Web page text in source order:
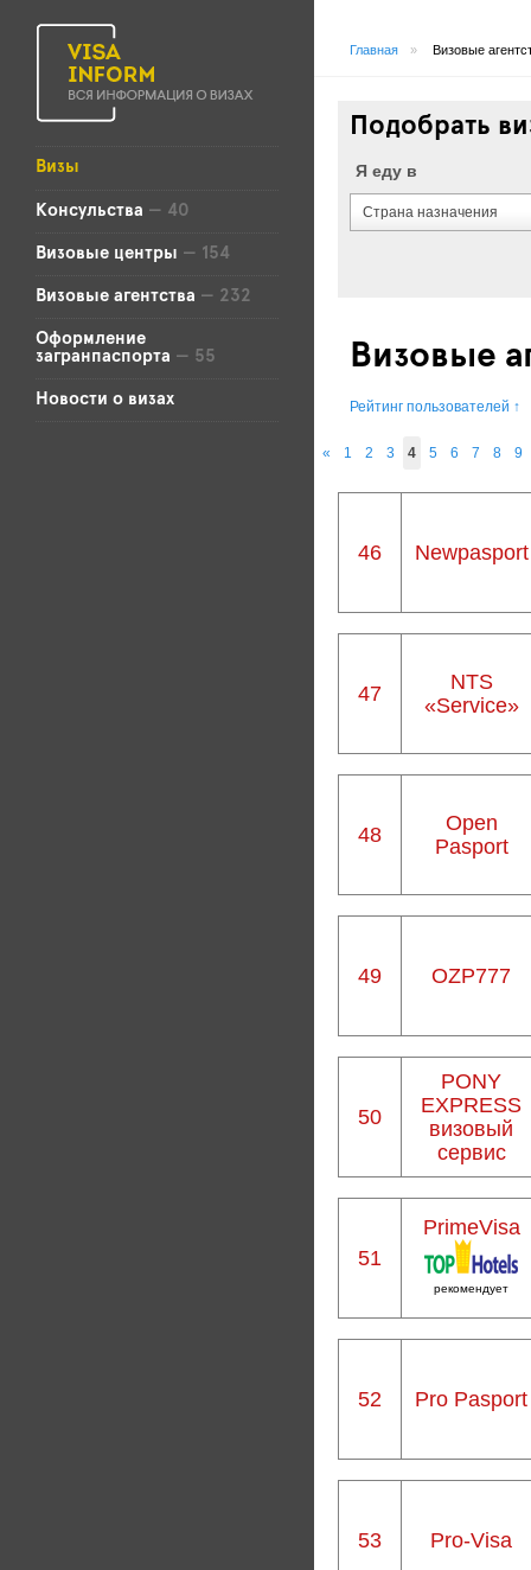
Визы
Консульства — 40
Визовые центры — 154
Визовые агентства — 232
Оформление
загранпаспорта — 55
Новости о визах
Главная » Визовые
Подобрать
Я еду в
Страна назначения
Визовые
Рейтинг пользователей ↑
« 1 2 3 4 5 6 7 8 9
46 Newpasport
47
NTS
«Service»
48
Open
Pasport
49 OZP777
50
PONY
EXPRESS
визовый
сервис
51
PrimeVisa
рекомендует
52 Pro Pasport
53 Pro-Visa